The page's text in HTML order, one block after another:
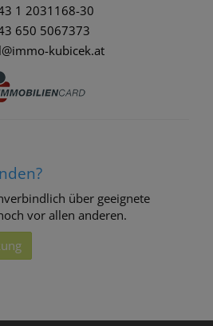
1 2031168-30
650 5067373
kubicek.at
über geeignete
vor allen anderen.